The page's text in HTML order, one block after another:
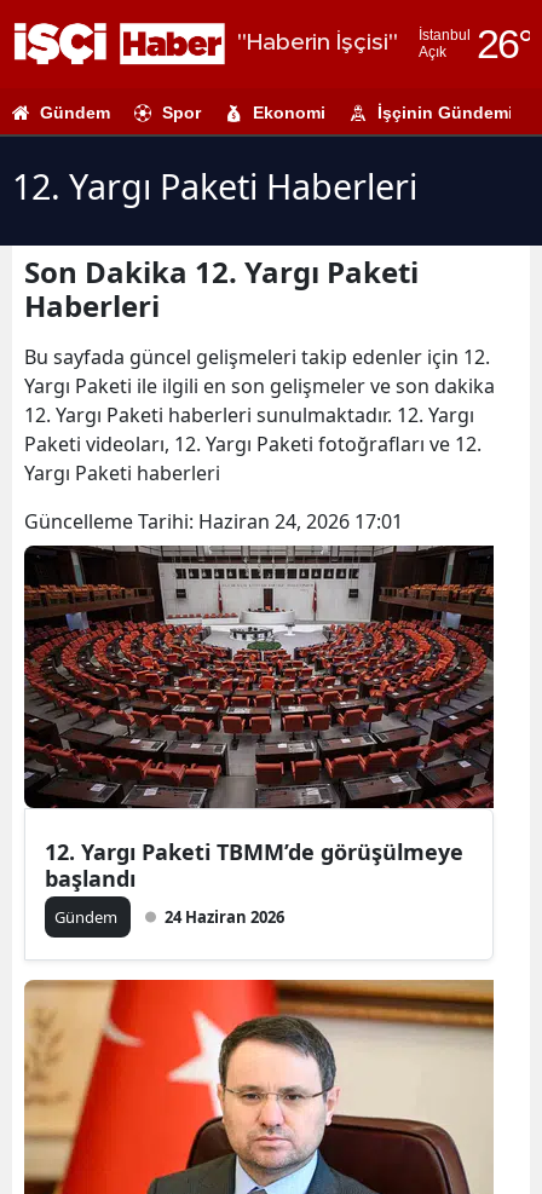
"Haberin İşçisi"
İstanbul
Açık
26°
Adıyaman
Antalya
Artvin
Bilecik
Bingöl
Bitlis
Bolu
Burdur
Bursa
Çanakkale
Çorum
Denizli
Elazığ
Gündem Spor Ekonomi İşçinin Gündemi
12. Yargı Paketi Haberleri
Son Dakika 12. Yargı Paketi
Haberleri
Bu sayfada güncel gelişmeleri takip edenler için 12.
Yargı Paketi ile ilgili en son gelişmeler ve son dakika
12. Yargı Paketi haberleri sunulmaktadır. 12. Yargı
Paketi videoları, 12. Yargı Paketi fotoğrafları ve 12.
Yargı Paketi haberleri
Güncelleme Tarihi: Haziran 24, 2026 17:01
12. Yargı Paketi TBMM’de görüşülmeye
başlandı
Gündem 24 Haziran 2026